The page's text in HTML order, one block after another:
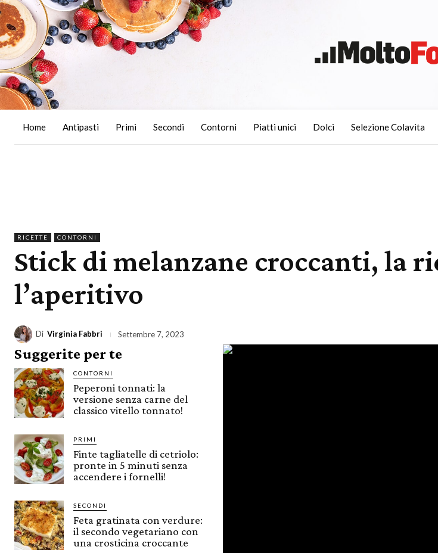
Home Antipasti Primi Secondi Contorni Piatti unici Dolci Selezione Colavita
RICETTE CONTORNI
Stick di melanzane croccanti, la
l’aperitivo
Di Virginia Fabbri Settembre 7, 2023
Suggerite per te
CONTORNI
Peperoni tonnati: la
versione senza carne del
classico vitello tonnato!
PRIMI
Finte tagliatelle di cetriolo:
pronte in 5 minuti senza
accendere i fornelli!
SECONDI
Feta gratinata con verdure:
il secondo vegetariano con
una crosticina croccante